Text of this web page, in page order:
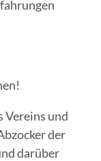
Ver­eins und
der
dar­über